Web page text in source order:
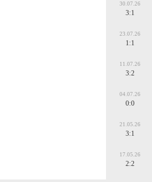
30.07.26
3:1
23.07.26
1:1
11.07.26
3:2
04.07.26
0:0
21.05.26
3:1
17.05.26
2:2